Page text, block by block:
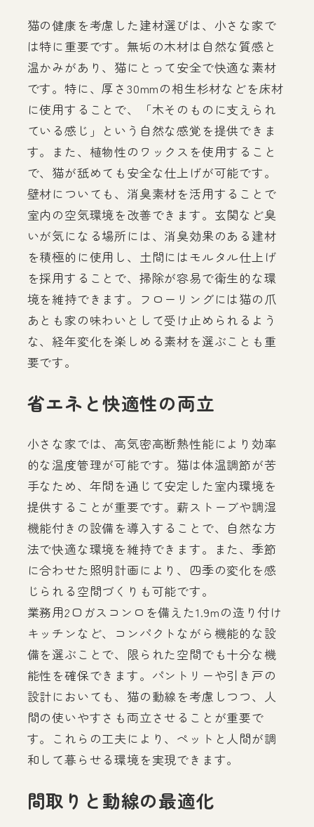
猫の健康を考慮した建材選びは、小さな家で
は特に重要です。無垢の木材は自然な質感と
温かみがあり、猫にとって安全で快適な素材
です。特に、厚さ30mmの相生杉材などを床材
に使用することで、「木そのものに支えられ
ている感じ」という自然な感覚を提供できま
す。また、植物性のワックスを使用すること
で、猫が舐めても安全な仕上げが可能です。
壁材についても、消臭素材を活用することで
室内の空気環境を改善できます。玄関など臭
いが気になる場所には、消臭効果のある建材
を積極的に使用し、土間にはモルタル仕上げ
を採用することで、掃除が容易で衛生的な環
境を維持できます。フローリングには猫の爪
あとも家の味わいとして受け止められるよう
な、経年変化を楽しめる素材を選ぶことも重
要です。
省エネと快適性の両立
小さな家では、高気密高断熱性能により効率
的な温度管理が可能です。猫は体温調節が苦
手なため、年間を通じて安定した室内環境を
提供することが重要です。薪ストーブや調湿
機能付きの設備を導入することで、自然な方
法で快適な環境を維持できます。また、季節
に合わせた照明計画により、四季の変化を感
じられる空間づくりも可能です。
業務用2口ガスコンロを備えた1.9mの造り付け
キッチンなど、コンパクトながら機能的な設
備を選ぶことで、限られた空間でも十分な機
能性を確保できます。パントリーや引き戸の
設計においても、猫の動線を考慮しつつ、人
間の使いやすさも両立させることが重要で
す。これらの工夫により、ペットと人間が調
和して暮らせる環境を実現できます。
間取りと動線の最適化